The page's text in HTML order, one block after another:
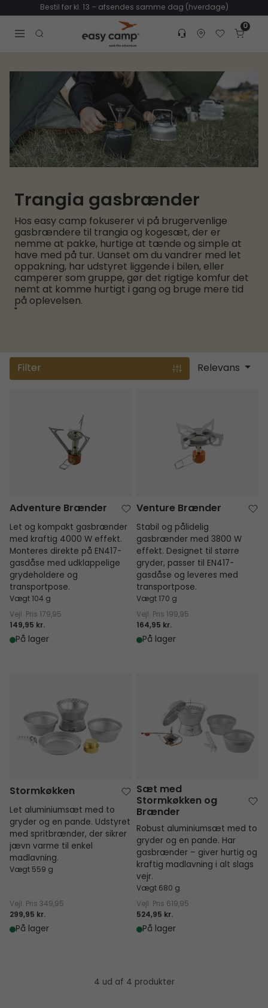
Bestil før kl. 13 – afsendes samme dag (hverdage)
Open search modal
Customer service
Find dealer
Favorites
Cart
0
Trangia gasbrænder
Hos easy camp fokuserer vi på brugervenlige
gasbrændere til trangia og kogesæt, der er
nemme at pakke, hurtige at tænde og simple at
have med på tur. Uanset om du vandrer med let
oppakning, har udstyret liggende i bilen, eller
camperer som gruppe, gør det rigtige komfur det
nemt at komme hurtigt i gang og bruge mere tid
på oplevelsen.
"
Filter Relevans
Adventure Brænder
Let og kompakt gasbrænder
med kraftig 4000 W effekt.
Monteres direkte på EN417-
gasdåse med udklappelige
grydeholdere og
transportpose.
Vægt 104 g
Vejl. Pris 179,95
149,95 kr.
På lager
Venture Brænder
Stabil og pålidelig
gasbrænder med 3800 W
effekt. Designet til større
gryder, passer til EN417-
gasdåse og leveres med
transportpose.
Vægt 170 g
Vejl. Pris 199,95
164,95 kr.
På lager
Stormkøkken
Let aluminiumsæt med to
gryder og en pande. Udstyret
med spritbrænder, der sikrer
jævn varme til enkel
madlavning.
Vægt 559 g
Vejl. Pris 349,95
299,95 kr.
På lager
Sæt med
Stormkøkken og
Brænder
Robust aluminiumsæt med to
gryder og en pande. Har
gasbrænder – giver hurtig og
kraftig madlavning i alt slags
vejr.
Vægt 680 g
Vejl. Pris 619,95
524,95 kr.
På lager
4 ud af 4 produkter